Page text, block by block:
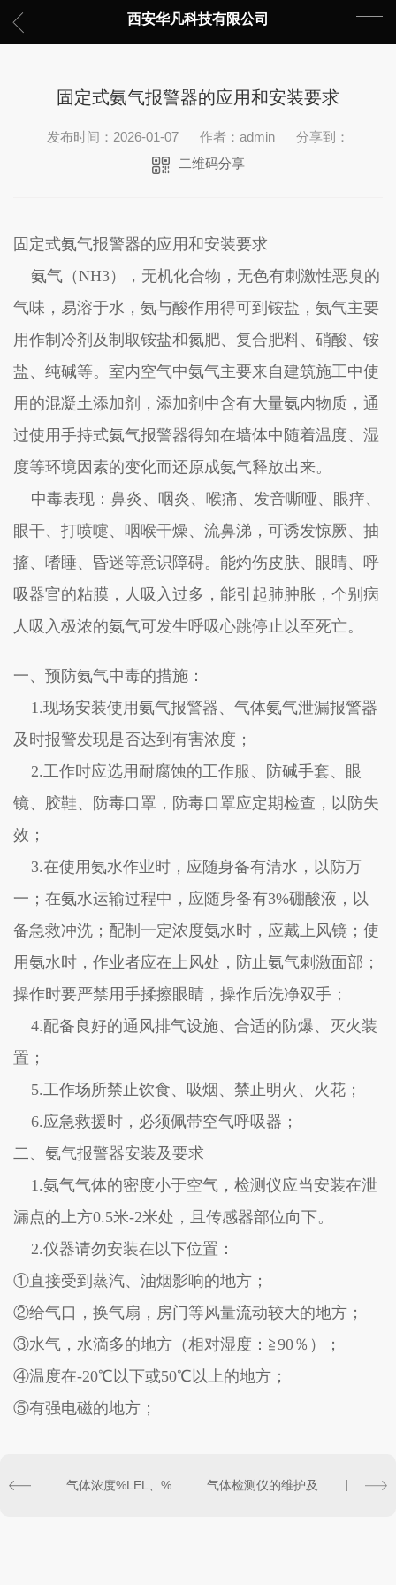
西安华凡科技有限公司
固定式氨气报警器的应用和安装要求
发布时间：2026-01-07 作者：admin
分享到：
二维码分享
固定式氨气报警器的应用和安装要求
氨气（NH3），无机化合物，无色有刺激性恶臭的
气味，易溶于水，氨与酸作用得可到铵盐，氨气主要
用作制冷剂及制取铵盐和氮肥、复合肥料、硝酸、铵
盐、纯碱等。室内空气中氨气主要来自建筑施工中使
用的混凝土添加剂，添加剂中含有大量氨内物质，通
过使用手持式氨气报警器得知在墙体中随着温度、湿
度等环境因素的变化而还原成氨气释放出来。
中毒表现：鼻炎、咽炎、喉痛、发音嘶哑、眼痒、
眼干、打喷嚏、咽喉干燥、流鼻涕，可诱发惊厥、抽
搐、嗜睡、昏迷等意识障碍。能灼伤皮肤、眼睛、呼
吸器官的粘膜，人吸入过多，能引起肺肿胀，个别病
人吸入极浓的氨气可发生呼吸心跳停止以至死亡。
一、预防氨气中毒的措施：
1.现场安装使用氨气报警器、气体氨气泄漏报警器
及时报警发现是否达到有害浓度；
2.工作时应选用耐腐蚀的工作服、防碱手套、眼
镜、胶鞋、防毒口罩，防毒口罩应定期检查，以防失
效；
3.在使用氨水作业时，应随身备有清水，以防万
一；在氨水运输过程中，应随身备有3%硼酸液，以
备急救冲洗；配制一定浓度氨水时，应戴上风镜；使
用氨水时，作业者应在上风处，防止氨气刺激面部；
操作时要严禁用手揉擦眼睛，操作后洗净双手；
4.配备良好的通风排气设施、合适的防爆、灭火装
置；
5.工作场所禁止饮食、吸烟、禁止明火、火花；
6.应急救援时，必须佩带空气呼吸器；
二、氨气报警器安装及要求
1.氨气气体的密度小于空气，检测仪应当安装在泄
漏点的上方0.5米-2米处，且传感器部位向下。
2.仪器请勿安装在以下位置：
①直接受到蒸汽、油烟影响的地方；
②给气口，换气扇，房门等风量流动较大的地方；
③水气，水滴多的地方（相对湿度：≧90％）；
④温度在-20℃以下或50℃以上的地方；
⑤有强电磁的地方；